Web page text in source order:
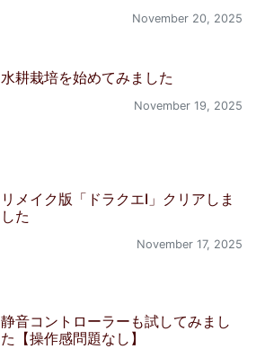
November 20, 2025
水耕栽培を始めてみました
November 19, 2025
リメイク版「ドラクエI」クリアしま
した
November 17, 2025
静音コントローラーも試してみまし
た【操作感問題なし】